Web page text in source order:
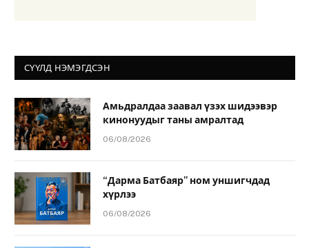
СҮҮЛД НЭМЭГДСЭН
Амьдралдаа заавал үзэх шидээвэр
кинонуудыг таны амралтад
06/08/2026
“Дарма Батбаяр” ном уншигчдад
хүрлээ
06/08/2026